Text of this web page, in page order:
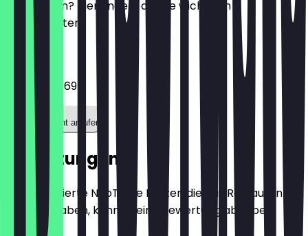
reservieren? Hier findest du alle wichtigen
Kontaktdaten.
Telefon
015906457695
Restaurant anrufen
Bewertungen
Nur registrierte NeoTaste Nutzer, die das Restaurant
besucht haben, können eine Bewertung abgeben.